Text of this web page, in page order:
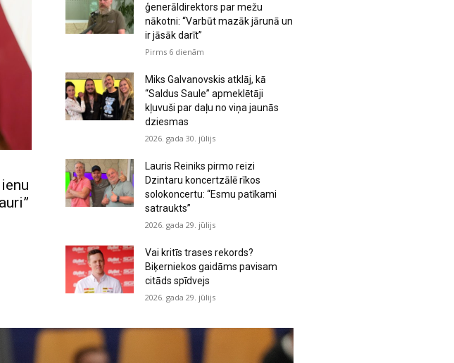
ģenerāldirektors par mežu
nākotni: “Varbūt mazāk jārunā un
ir jāsāk darīt”
Pirms 6 dienām
Miks Galvanovskis atklāj, kā
“Saldus Saule” apmeklētāji
kļuvuši par daļu no viņa jaunās
dziesmas
2026. gada 30. jūlijs
Lauris Reiniks pirmo reizi
Dzintaru koncertzālē rīkos
solokoncertu: “Esmu patīkami
satraukts”
2026. gada 29. jūlijs
Vai kritīs trases rekords?
Biķerniekos gaidāms pavisam
citāds spīdvejs
2026. gada 29. jūlijs